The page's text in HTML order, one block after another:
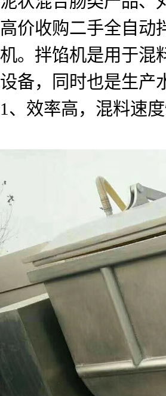
高价收购二手全自动
机。拌馅机是用于混
设备，同时也是生产
1、效率高，混料速